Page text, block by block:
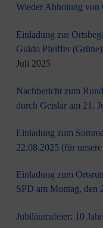
Wieder Abholung von
Einladung zur
Guido Pfeiffer
Juli 2025
Nachbericht zum
durch Geislar am 21.
Einladung zum
22.08.2025 (für
Einladung zum
SPD am Montag, den
Jubiläumsfeier: 10